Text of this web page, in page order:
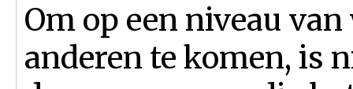
Om op een niveau
anderen te komen, is